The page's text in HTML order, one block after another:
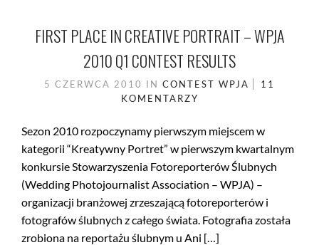
FIRST PLACE IN CREATIVE PORTRAIT – WPJA
2010 Q1 CONTEST RESULTS
5 CZERWCA 2010 IN CONTEST WPJA
11
KOMENTARZY
Sezon 2010 rozpoczynamy pierwszym miejscem w
kategorii “Kreatywny Portret” w pierwszym kwartalnym
konkursie Stowarzyszenia Fotoreporterów Ślubnych
(Wedding Photojournalist Association – WPJA) –
organizacji branżowej zrzeszającą fotoreporterów i
fotografów ślubnych z całego świata. Fotografia została
zrobiona na reportażu ślubnym u Ani […]